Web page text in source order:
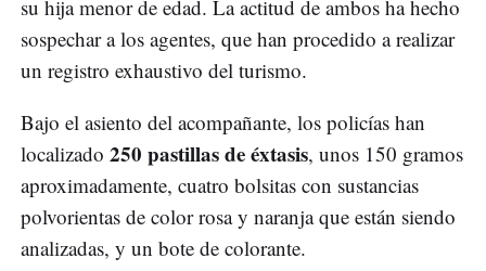
su hija menor de edad. La actitud de ambos ha hecho
sospechar a los agentes, que han procedido a realizar
un registro exhaustivo del turismo.
Bajo el asiento del acompañante, los policías han
localizado 250 pastillas de éxtasis, unos 150 gramos
aproximadamente, cuatro bolsitas con sustancias
polvorientas de color rosa y naranja que están siendo
analizadas, y un bote de colorante.